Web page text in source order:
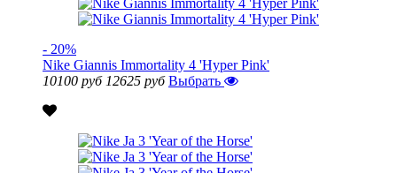
- 20%
Nike Giannis Immortality 4 'Hyper Pink'
10100 руб 12625 руб Выбрать